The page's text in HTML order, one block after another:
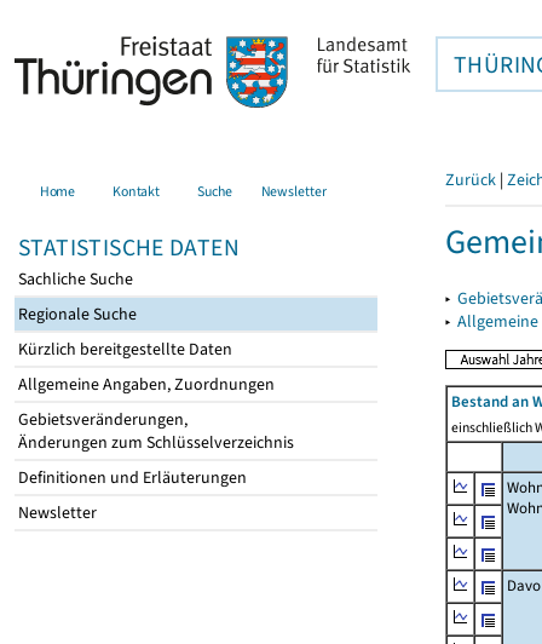
Home Kontakt Suche Newsletter
STATISTISCHE DATEN
Sachliche Suche
Regionale Suche
Kürzlich bereitgestellte Daten
Allgemeine Angaben, Zuordnungen
Gebietsveränderungen,
Änderungen zum Schlüsselverzeichnis
Definitionen und Erläuterungen
Newsletter
Zurück |
▸
▸
Bestand an
einschließlich